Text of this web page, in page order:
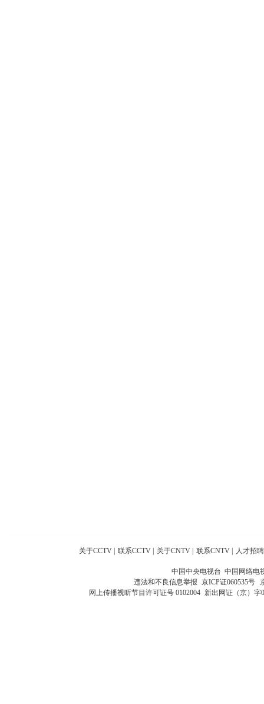
关于CCTV 联系CCTV 关于CNTV 联系CNTV 人才招聘
中国中央电视台 中国网络电
违法和不良信息举报 京ICP证060535号
网上传播视听节目许可证号 0102004 新出网证（京）